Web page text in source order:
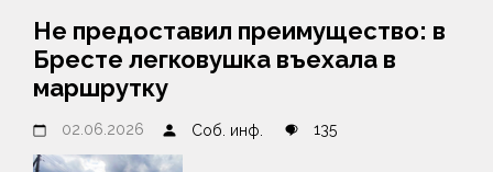
Не предоставил преимущество: в
Бресте легковушка въехала в
маршрутку
02.06.2026 Соб. инф. 135